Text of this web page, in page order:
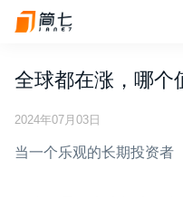
全球都在涨，哪个
2024年07月03日
当一个乐观的长期投资者